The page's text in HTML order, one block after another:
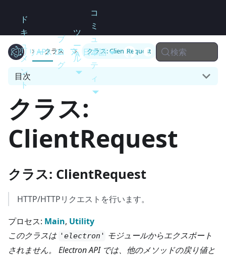
Electron
ド
キ
ュ
メ
ン
ト
API
ブ
ロ
グ
ツ
ー
ル
コ
ミ
ュ
ニ
テ
ィ
リリース 日本語 検索
クラス クラス: ClientRequest
目次
クラス:
ClientRequest
クラス: ClientRequest
HTTP/HTTPリクエストを行います。
プロセス: Main, Utility
このクラスは 'electron' モジュールからエクスポート
されません。 Electron API では、他のメソッドの戻り値と